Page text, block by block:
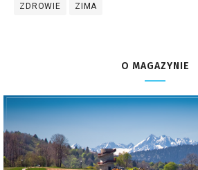
ZDROWIE ZIMA
O MAGAZYNIE